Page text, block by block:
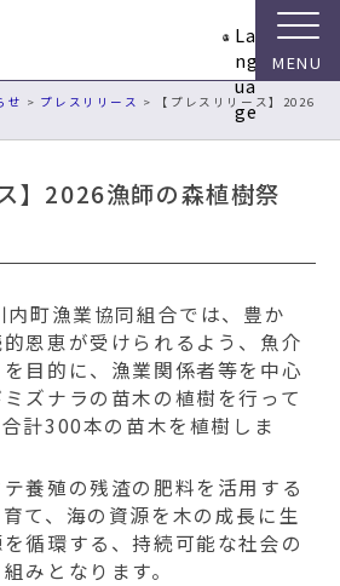
La
ng
ua
ge
せ > プレスリリース > 【プレスリリース】2026
】2026漁師の森植樹祭
町漁業協同組合では、豊か
恩恵が受けられるよう、魚介
目的に、漁業関係者等を中心
ズナラの苗木の植樹を行って
計300本の苗木を植樹しま
養殖の残渣の肥料を活用する
て、海の資源を木の成長に生
循環する、持続可能な社会の
みとなります。